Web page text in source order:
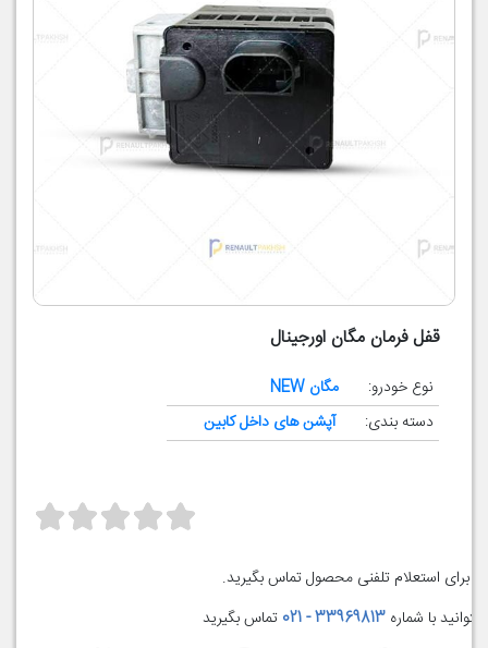
قفل فرمان مگان اورجینال
نوع خودرو:
مگان NEW
دسته بندی:
آپشن های داخل کابین
برای استعلام تلفنی محصول تماس بگیرید.
میتوانید با شماره 33969813 - 021 تماس بگیرید